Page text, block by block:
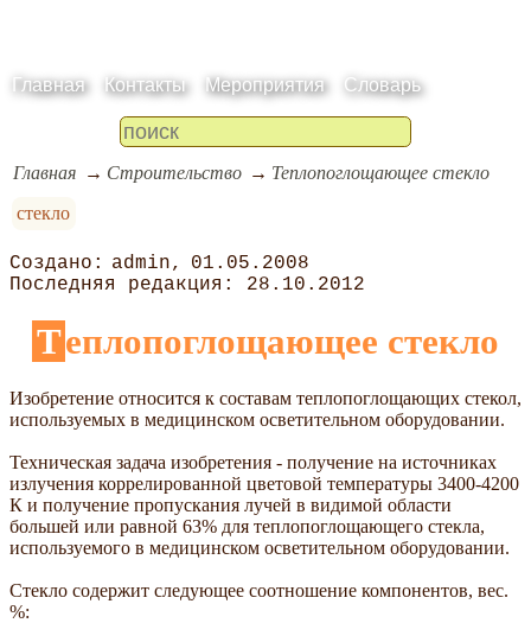
Главная Контакты Мероприятия Словарь
Главная Строительство
Теплопоглощающее стекло
стекло
admin
01.05.2008
28.10.2012
Теплопоглощающее стекло
Изобретение относится к составам теплопоглощающих стекол,
используемых в медицинском осветительном оборудовании.
Техническая задача изобретения - получение на источниках
излучения коррелированной цветовой температуры 3400-4200
К и получение пропускания лучей в видимой области
большей или равной 63% для теплопоглощающего стекла,
используемого в медицинском осветительном оборудовании.
Стекло содержит следующее соотношение компонентов, вес.
%: